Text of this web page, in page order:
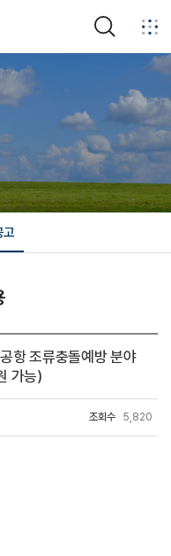
검색
고
용
항 조류충돌예방 분야
가능)
조회수 5,820